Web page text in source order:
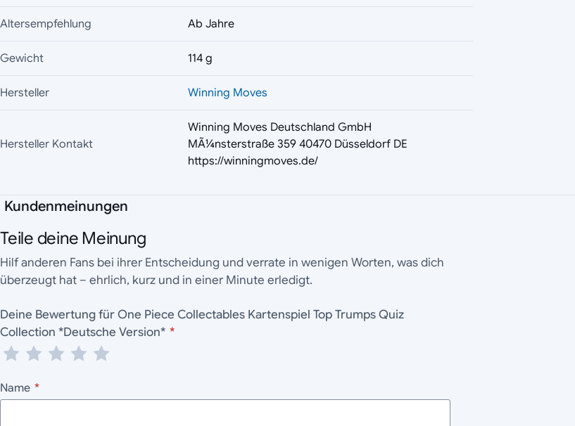
Altersempfehlung Ab Jahre
Gewicht 114 g
Hersteller Winning Moves
Hersteller Kontakt
Winning Moves Deutschland GmbH
MÃ¼nsterstraße 359 40470 Düsseldorf DE
https://winningmoves.de/
Kundenmeinungen
Teile deine Meinung
Hilf anderen Fans bei ihrer Entscheidung und verrate in wenigen Worten, was dich
überzeugt hat – ehrlich, kurz und in einer Minute erledigt.
Deine Bewertung für One Piece Collectables Kartenspiel Top Trumps Quiz
Collection *Deutsche Version* *
Name *